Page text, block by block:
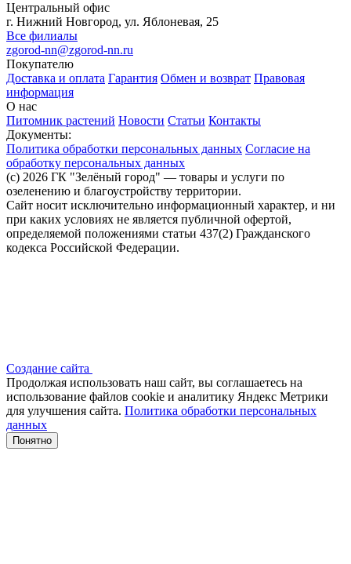
Центральный офис
г. Нижний Новгород, ул. Яблоневая, 25
Все филиалы
zgorod-nn@zgorod-nn.ru
Покупателю
Доставка и оплата Гарантия Обмен и возврат Правовая
информация
О нас
Питомник растений Новости Статьи Контакты
Документы:
Политика обработки персональных данных Согласие на
обработку персональных данных
(c) 2026 ГК "Зелёный город" — товары и услуги по
озеленению и благоустройству территории.
Сайт носит исключительно информационный характер, и ни
при каких условиях не является публичной офертой,
определяемой положениями статьи 437(2) Гражданского
кодекса Российской Федерации.
Создание сайта
Продолжая использовать наш сайт, вы соглашаетесь на
использование файлов сооkіе и аналитику Яндекс Метрики
для улучшения сайта. Политика обработки персональных
данных
Понятно